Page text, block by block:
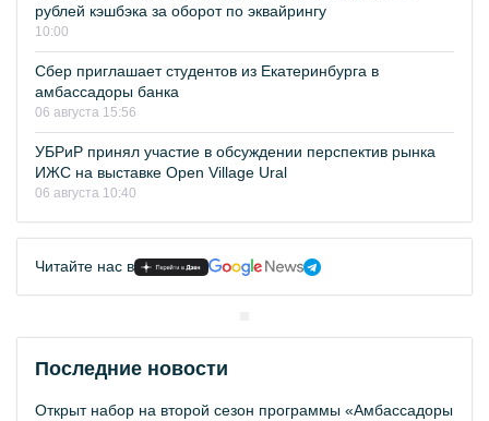
рублей кэшбэка за оборот по эквайрингу
10:00
Сбер приглашает студентов из Екатеринбурга в
амбассадоры банка
06 августа 15:56
УБРиР принял участие в обсуждении перспектив рынка
ИЖС на выставке Open Village Ural
06 августа 10:40
Читайте нас в
Последние новости
Открыт набор на второй сезон программы «Амбассадоры